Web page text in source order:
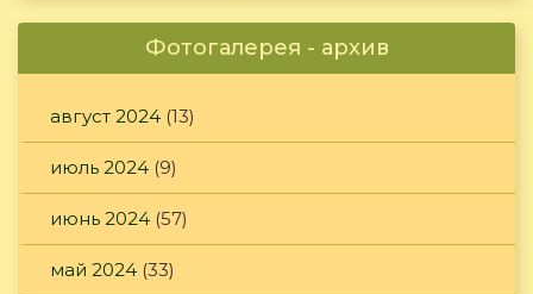
Фотогалерея - архив
август 2024 (13)
июль 2024 (9)
июнь 2024 (57)
май 2024 (33)